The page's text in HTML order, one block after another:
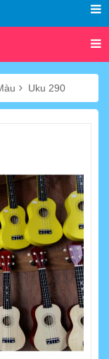
Uku 290